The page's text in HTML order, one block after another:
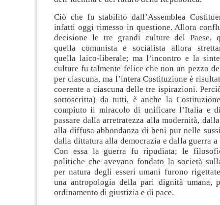
Ciò che fu stabilito dall’Assemblea
infatti oggi rimesso in questione. Allora
decisione le tre grandi culture del Paese,
quella comunista e socialista allora
quella laico-liberale; ma l’incontro e la
culture fu talmente felice che non un pezzo
per ciascuna, ma l’intera Costituzione è
coerente a ciascuna delle tre ispirazioni.
sottoscritta) da tutti, è anche la
compiuto il miracolo di unificare l’Italia e
passare dalla arretratezza alla modernità,
alla diffusa abbondanza di beni pur nelle
dalla dittatura alla democrazia e dalla guerra a
Con essa la guerra fu ripudiata; le
politiche che avevano fondato la società
per natura degli esseri umani furono
una antropologia della pari dignità umana,
ordinamento di giustizia e di pace.